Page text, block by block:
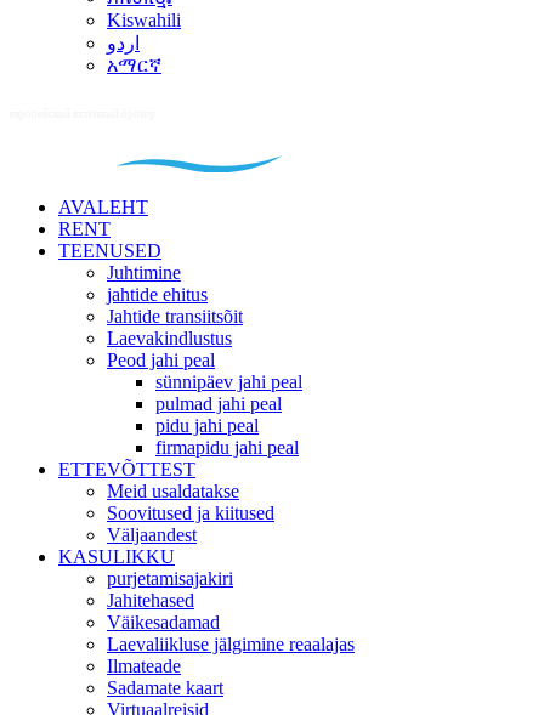
Kiswahili
اردو
አማርኛ
AVALEHT
RENT
TEENUSED
Juhtimine
jahtide ehitus
Jahtide transiitsõit
Laevakindlustus
Peod jahi peal
sünnipäev jahi peal
pulmad jahi peal
pidu jahi peal
firmapidu jahi peal
ETTEVÕTTEST
Meid usaldatakse
Soovitused ja kiitused
Väljaandest
KASULIKKU
purjetamisajakiri
Jahitehased
Väikesadamad
Laevaliikluse jälgimine reaalajas
Ilmateade
Sadamate kaart
Virtuaalreisid